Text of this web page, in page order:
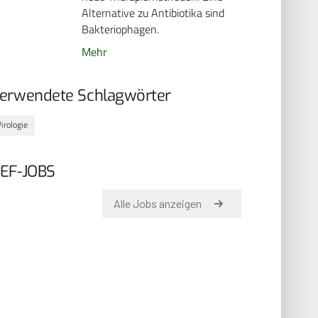
Alternative zu Antibiotika sind
Bakteriophagen.
Mehr
Schlagwörter
JOBS